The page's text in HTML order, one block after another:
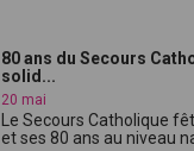
80 ans du Secours
solid...
20 mai
Le Secours Catholique
et ses 80 ans au niveau